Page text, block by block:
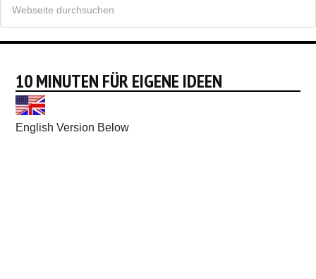
10 MINUTEN FÜR EIGENE IDEEN
English Version Below